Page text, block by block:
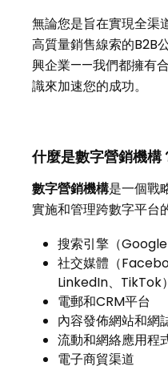
無論您是旨在實現全渠
高質量銷售線索的B2B
興企業——我們都擁有
識來加速您的成功。
什麼是數字營銷機構
數字營銷機構是一個戰
實施和管理跨數字平台
搜索引擎（Google
社交媒體（
LinkedIn、TikTok）
電郵和CRM平台
內容發佈網站和網
流動和網絡應用程
電子商貿渠道